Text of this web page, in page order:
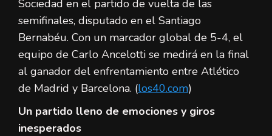
Sociedad en el partido de vuelta de las
semifinales, disputado en el Santiago
Bernabéu. Con un marcador global de 5-4, el
equipo de Carlo Ancelotti se medirá en la final
al ganador del enfrentamiento entre Atlético
de Madrid y Barcelona. (los40.com)
Un partido lleno de emociones y giros
inesperados